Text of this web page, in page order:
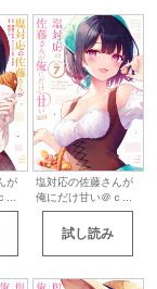
が
塩対応の佐藤さんが
俺にだけ甘い＠ｃ...
試し読み